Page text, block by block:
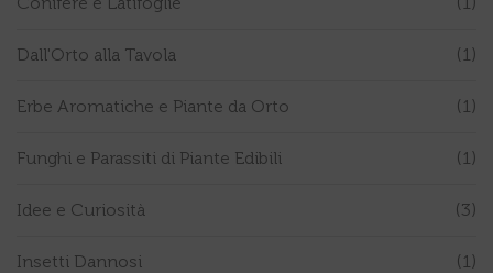
Dall'Orto alla Tavola (1)
Erbe Aromatiche e Piante da Orto (1)
Funghi e Parassiti di Piante Edibili (1)
Idee e Curiosità (3)
Insetti Dannosi (1)